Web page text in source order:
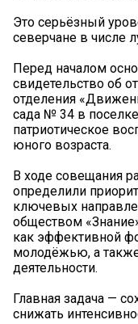
Это серьёзный
северчане в числе
Перед началом
свидетельство об
отделения
сада № 34 в
патриотическое
юного возраста.
В ходе совещания
определили
ключевых
обществом
как эффективной
молодёжью, а
деятельности.
Главная задача —
снижать